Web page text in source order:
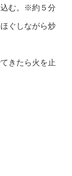
込む。※約５分
ぐしながら炒
きたら火を止